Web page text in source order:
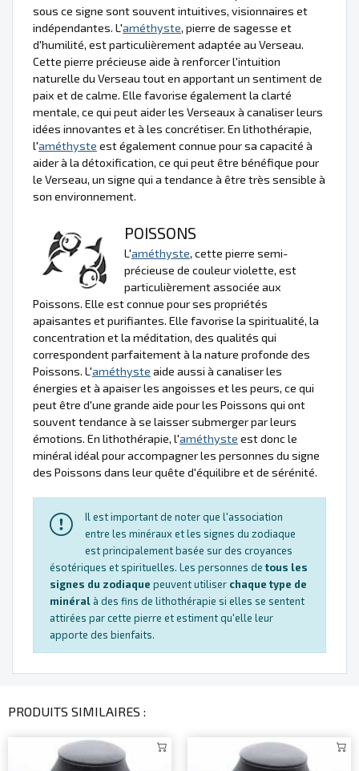
sous ce signe sont souvent intuitives, visionnaires et
indépendantes. L'améthyste, pierre de sagesse et
d'humilité, est particulièrement adaptée au Verseau.
Cette pierre précieuse aide à renforcer l'intuition
naturelle du Verseau tout en apportant un sentiment de
paix et de calme. Elle favorise également la clarté
mentale, ce qui peut aider les Verseaux à canaliser leurs
idées innovantes et à les concrétiser. En lithothérapie,
l'améthyste est également connue pour sa capacité à
aider à la détoxification, ce qui peut être bénéfique pour
le Verseau, un signe qui a tendance à être très sensible à
son environnement.
POISSONS
L'améthyste, cette pierre semi-
précieuse de couleur violette, est
particulièrement associée aux
Poissons. Elle est connue pour ses propriétés
apaisantes et purifiantes. Elle favorise la spiritualité, la
concentration et la méditation, des qualités qui
correspondent parfaitement à la nature profonde des
Poissons. L'améthyste aide aussi à canaliser les
énergies et à apaiser les angoisses et les peurs, ce qui
peut être d'une grande aide pour les Poissons qui ont
souvent tendance à se laisser submerger par leurs
émotions. En lithothérapie, l'améthyste est donc le
minéral idéal pour accompagner les personnes du signe
des Poissons dans leur quête d'équilibre et de sérénité.
Il est important de noter que l'association
entre les minéraux et les signes du zodiaque
est principalement basée sur des croyances
ésotériques et spirituelles. Les personnes de tous les
signes du zodiaque peuvent utiliser chaque type de
minéralà des fins de lithothérapie si elles se sentent
attirées par cette pierre et estiment qu'elle leur
apporte des bienfaits.
PRODUITS SIMILAIRES :